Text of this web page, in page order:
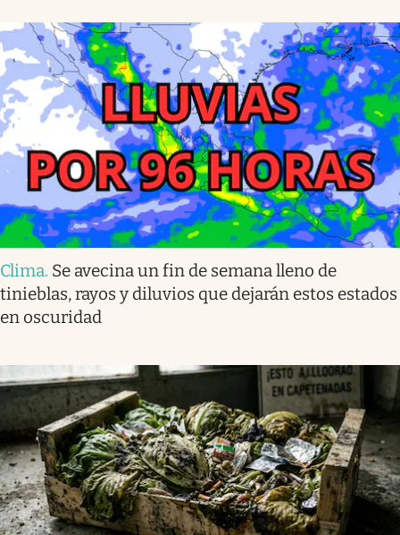
Clima. Se avecina un fin de semana lleno de
tinieblas, rayos y diluvios que dejarán estos estados
en oscuridad